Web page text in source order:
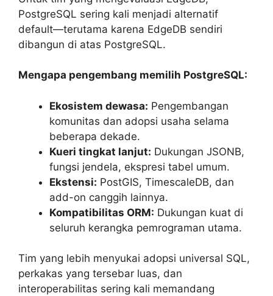
PostgreSQL sering kali menjadi alternatif
default—terutama karena EdgeDB sendiri
dibangun di atas PostgreSQL.
Mengapa pengembang memilih PostgreSQL:
Ekosistem dewasa: Pengembangan
komunitas dan adopsi usaha selama
beberapa dekade.
Kueri tingkat lanjut: Dukungan JSONB,
fungsi jendela, ekspresi tabel umum.
Ekstensi: PostGIS, TimescaleDB, dan
add-on canggih lainnya.
Kompatibilitas ORM: Dukungan kuat di
seluruh kerangka pemrograman utama.
Tim yang lebih menyukai adopsi universal SQL,
perkakas yang tersebar luas, dan
interoperabilitas sering kali memandang